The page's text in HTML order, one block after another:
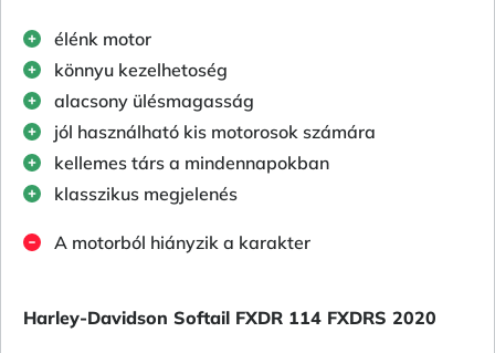
élénk motor
könnyu kezelhetoség
alacsony ülésmagasság
jól használható kis motorosok számára
kellemes társ a mindennapokban
klasszikus megjelenés
A motorból hiányzik a karakter
Harley-Davidson Softail FXDR 114 FXDRS 2020